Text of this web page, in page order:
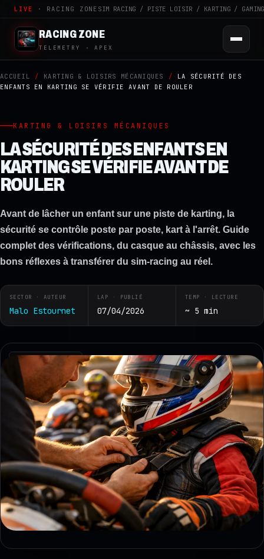
LIVE · RACING ZONE SIM RACING / PISTE LOISIR / KARTING / GAMING
RACING ZONE
TELEMETRY · APEX
ACCUEIL / KARTING & LOISIRS MÉCANIQUES /
LA SÉCURITÉ DES
ENFANTS EN KARTING SE VÉRIFIE AVANT DE ROULER
KARTING & LOISIRS MÉCANIQUES
LA SÉCURITÉ DES ENFANTS EN
KARTING SE VÉRIFIE AVANT DE
ROULER
Avant de lâcher un enfant sur une piste de karting, la
sécurité se contrôle poste par poste, kart à l'arrêt. Guide
complet des vérifications, du casque au châssis, avec les
bons réflexes à transférer du sim-racing au réel.
SECTOR · AUTEUR
Malo Estournet
LAP · PUBLIÉ
07/04/2026
TEMP · LECTURE
~ 5 min
RZ · TELEMETRY